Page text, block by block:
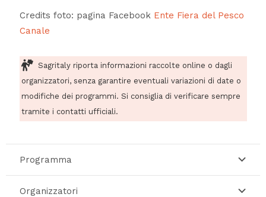
Credits foto: pagina Facebook Ente Fiera del Pesco
Canale
Sagritaly riporta informazioni raccolte online o dagli
organizzatori, senza garantire eventuali variazioni di date o
modifiche dei programmi. Si consiglia di verificare sempre
tramite i contatti ufficiali.
Programma
Organizzatori